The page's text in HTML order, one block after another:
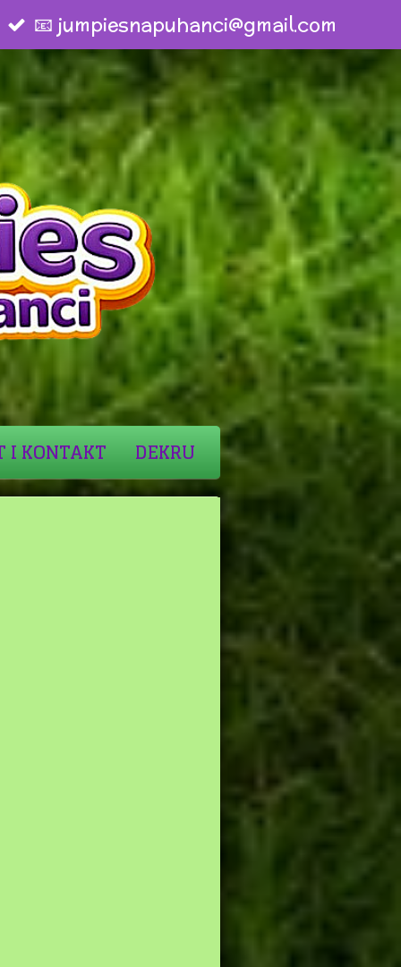
📧 jumpiesnapuhanci@gmail.com
I KONTAKT DEKRU